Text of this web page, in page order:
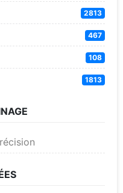
2813
467
108
1813